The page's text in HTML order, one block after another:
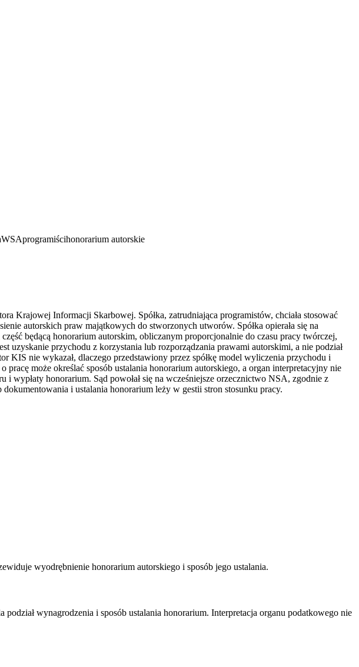
WSAprogramiścihonorarium autorskie
Krajowej Informacji Skarbowej. Spółka, zatrudniająca programistów, chciała stosować
autorskich praw majątkowych do stworzonych utworów. Spółka opierała się na
będącą honorarium autorskim, obliczanym proporcjonalnie do czasu pracy twórczej,
uzyskanie przychodu z korzystania lub rozporządzania prawami autorskimi, a nie podział
KIS nie wykazał, dlaczego przedstawiony przez spółkę model wyliczenia przychodu i
może określać sposób ustalania honorarium autorskiego, a organ interpretacyjny nie
honorarium. Sąd powołał się na wcześniejsze orzecznictwo NSA, zgodnie z
i ustalania honorarium leży w gestii stron stosunku pracy.
wyodrębnienie honorarium autorskiego i sposób jego ustalania.
wynagrodzenia i sposób ustalania honorarium. Interpretacja organu podatkowego nie